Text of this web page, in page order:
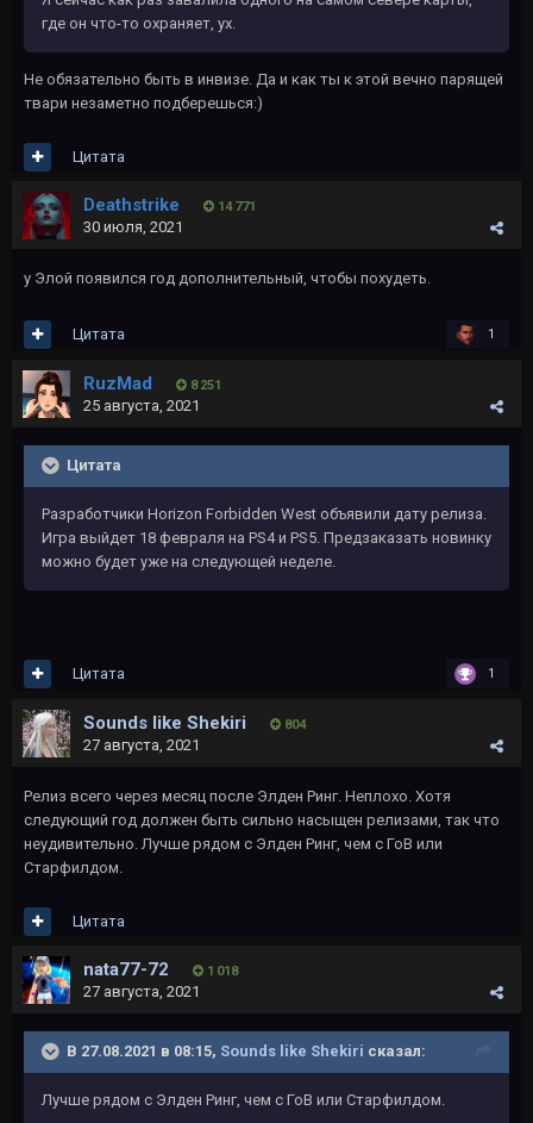
где он что-то охраняет, ух.
Не обязательно быть в инвизе. Да и как ты к этой вечно парящей
твари незаметно подберешься:)
Цитата
Deathstrike 14 771
30 июля, 2021
у Элой появился год дополнительный, чтобы похудеть.
1
Цитата
RuzMad 8 251
25 августа, 2021
Цитата
Разработчики Horizon Forbidden West объявили дату релиза.
Игра выйдет 18 февраля на PS4 и PS5. Предзаказать новинку
можно будет уже на следующей неделе.
1
Цитата
Sounds like Shekiri 804
27 августа, 2021
Релиз всего через месяц после Элден Ринг. Неплохо. Хотя
следующий год должен быть сильно насыщен релизами, так что
неудивительно. Лучше рядом с Элден Ринг, чем с ГоВ или
Старфилдом.
Цитата
nata77-72 1 018
27 августа, 2021
В 27.08.2021 в 08:15, Sounds like Shekiri сказал:
Лучше рядом с Элден Ринг, чем с ГоВ или Старфилдом.